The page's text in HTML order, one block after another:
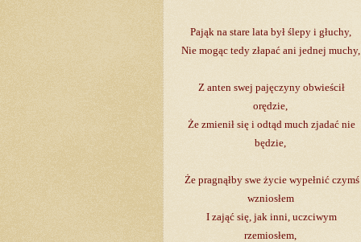
Pająk na stare lata był ślepy i głuchy,
Nie mogąc tedy złapać ani jednej
Z anten swej pajęczyny obwieścił
orędzie,
Że zmienił się i odtąd much zjadać nie
będzie,
Że pragnąłby swe życie wypełnić czymś
wzniosłem
I zająć się, jak inni, uczciwym
rzemiosłem,